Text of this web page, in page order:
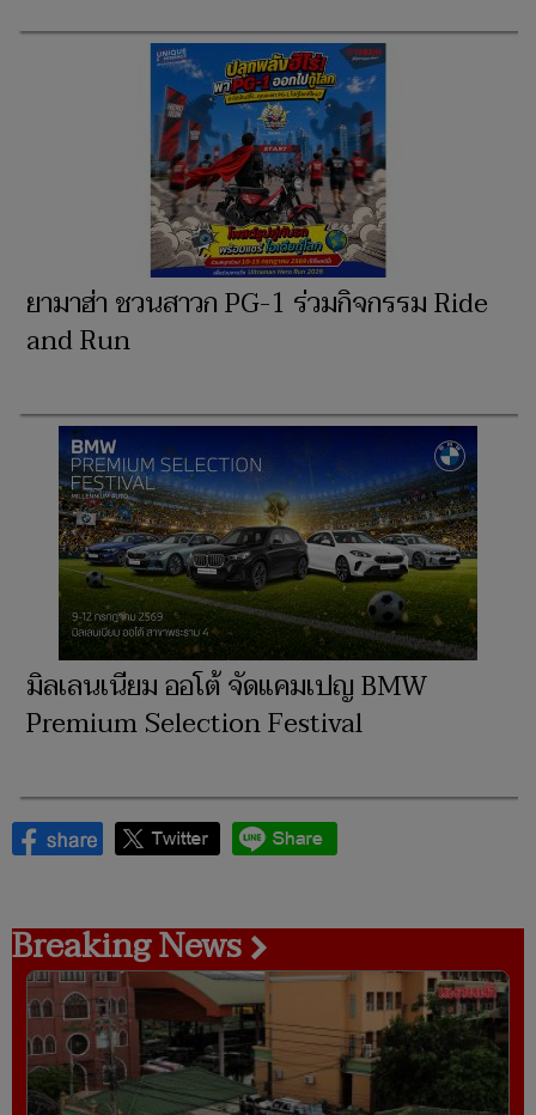
ยามาฮ่า ชวนสาวก PG-1 ร่วมกิจกรรม Ride
and Run
มิลเลนเนียม ออโต้ จัดแคมเปญ BMW
Premium Selection Festival
Breaking News